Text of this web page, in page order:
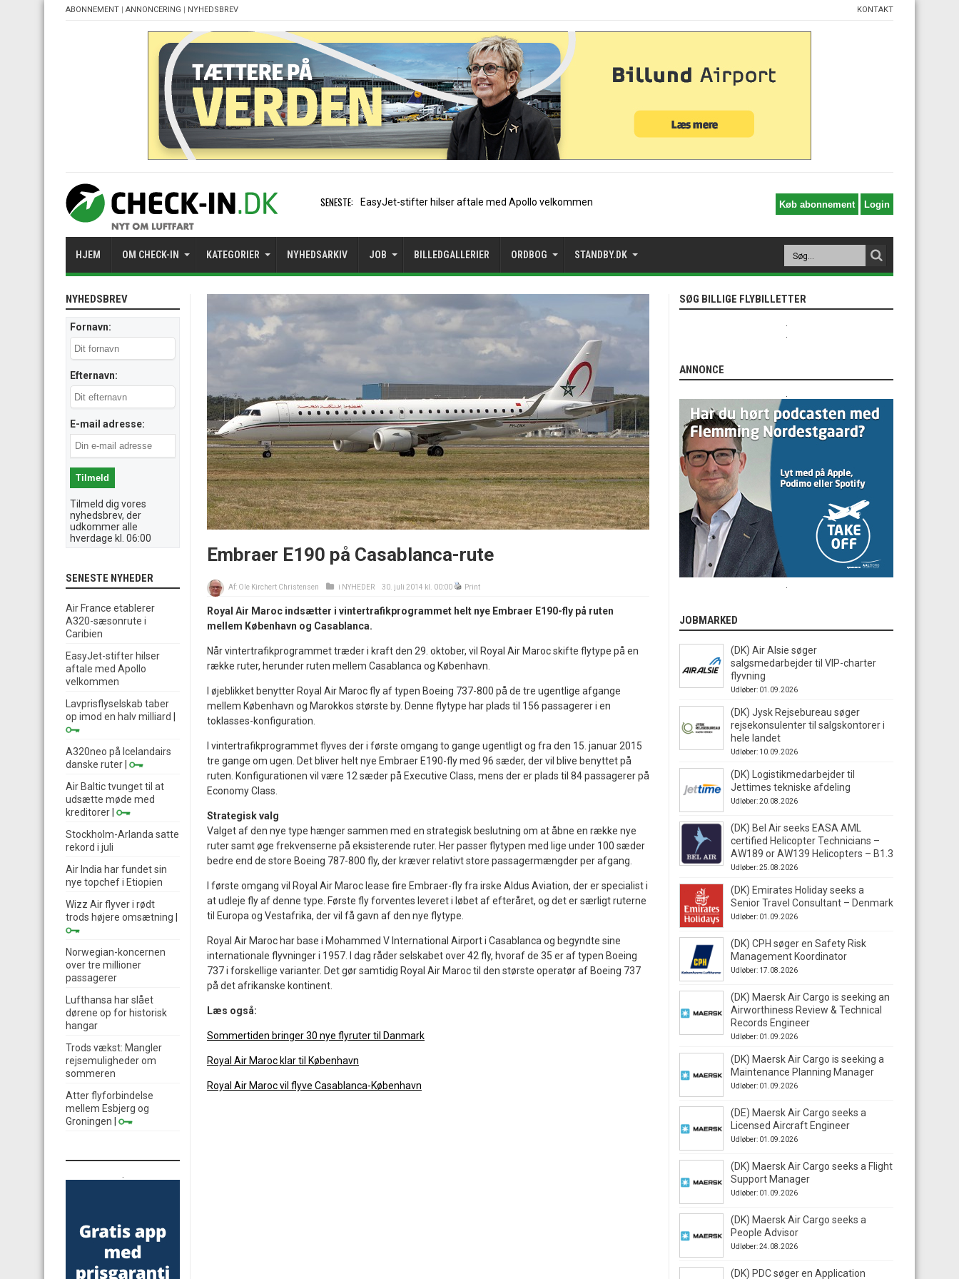
ABONNEMENT | ANNONCERING | NYHEDSBREV KONTAKT
SENESTE: Air France etablerer A320-sæ
HJEM OM CHECK-IN KATEGORIER NYHEDSARKIV JOB BILLEDGALLERIER ORDBOG STANDBY.DK
Embraer E190 på Casablanca-rute
Af: Ole Kirchert Christensen i NYHEDER 30. juli 2014 kl. 00:00 Print
Royal Air Maroc indsætter i vintertrafikprogrammet helt nye Embraer E190-fly på ruten
mellem København og Casablanca.
Når vintertrafikprogrammet træder i kraft den 29. oktober, vil Royal Air Maroc skifte flytype på en
række ruter, herunder ruten mellem Casablanca og København.
I øjeblikket benytter Royal Air Maroc fly af typen Boeing 737-800 på de tre ugentlige afgange
mellem København og Marokkos største by. Denne flytype har plads til 156 passagerer i en
toklasses-konfiguration.
I vintertrafikprogrammet flyves der i første omgang to gange ugentligt og fra den 15. januar 2015
tre gange om ugen. Det bliver helt nye Embraer E190-fly med 96 sæder, der vil blive benyttet på
ruten. Konfigurationen vil være 12 sæder på Executive Class, mens der er plads til 84 passagerer på
Economy Class.
Strategisk valg
Valget af den nye type hænger sammen med en strategisk beslutning om at åbne en række nye
ruter samt øge frekvenserne på eksisterende ruter. Her passer flytypen med lige under 100 sæder
bedre end de store Boeing 787-800 fly, der kræver relativt store passagermængder per afgang.
I første omgang vil Royal Air Maroc lease fire Embraer-fly fra irske Aldus Aviation, der er specialist i
at udleje fly af denne type. Første fly forventes leveret i løbet af efteråret, og det er særligt ruterne
til Europa og Vestafrika, der vil få gavn af den nye flytype.
Royal Air Maroc har base i Mohammed V International Airport i Casablanca og begyndte sine
internationale flyvninger i 1957. I dag råder selskabet over 42 fly, hvoraf de 35 er af typen Boeing
737 i forskellige varianter. Det gør samtidig Royal Air Maroc til den største operatør af Boeing 737
på det afrikanske kontinent.
Læs også:
Sommertiden bringer 30 nye flyruter til Danmark
Royal Air Maroc klar til København
Royal Air Maroc vil flyve Casablanca-København
NYHEDSBREV
Fornavn:
Efternavn:
E-mail adresse:
Tilmeld dig vores
nyhedsbrev, der
udkommer alle
hverdage kl. 06:00
SENESTE NYHEDER
Air France etablerer
A320-sæsonrute i
Caribien
EasyJet-stifter hilser
aftale med Apollo
velkommen
Lavprisflyselskab taber
op imod en halv milliard
A320neo på Icelandairs
danske ruter
Air Baltic tvunget til at
udsætte møde med
kreditorer
Stockholm-Arlanda satte
rekord i juli
Air India har fundet sin
nye topchef i Etiopien
Wizz Air flyver i rødt
trods højere omsætning
Norwegian-koncernen
over tre millioner
passagerer
Lufthansa har slået
dørene op for historisk
hangar
Trods vækst: Mangler
rejsemuligheder om
sommeren
Atter flyforbindelse
mellem Esbjerg og
Groningen
SØG BILLIGE FLYBILLETTER
ANNONCE
JOBMARKED
(DK) Air Alsie søger
salgsmedarbejder til VIP-charter
flyvning
Udløber: 01.09.2026
(DK) Jysk Rejsebureau søger
rejsekonsulenter til salgskontorer i
hele landet
Udløber: 10.09.2026
(DK) Logistikmedarbejder til
Jettimes tekniske afdeling
Udløber: 20.08.2026
(DK) Bel Air seeks EASA AML
certified Helicopter Technicians –
AW189 or AW139 Helicopters – B1.3
Udløber: 25.08.2026
(DK) Emirates Holiday seeks a
Senior Travel Consultant – Denmark
Udløber: 01.09.2026
(DK) CPH søger en Safety Risk
Management Koordinator
Udløber: 17.08.2026
(DK) Maersk Air Cargo is seeking an
Airworthiness Review & Technical
Records Engineer
Udløber: 01.09.2026
(DK) Maersk Air Cargo is seeking a
Maintenance Planning Manager
Udløber: 01.09.2026
(DE) Maersk Air Cargo seeks a
Licensed Aircraft Engineer
Udløber: 01.09.2026
(DK) Maersk Air Cargo seeks a Flight
Support Manager
Udløber: 01.09.2026
(DK) Maersk Air Cargo seeks a
People Advisor
Udløber: 24.08.2026
(DK) PDC søger en Application